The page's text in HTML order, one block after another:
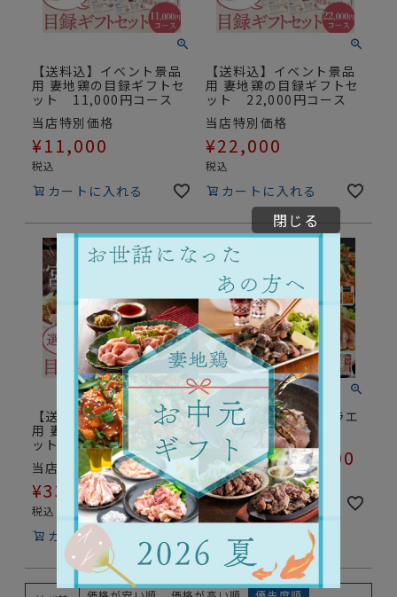
【送料込】イベント景品
用 妻地鶏の目録ギフトセ
ット 11,000円コース
当店特別価格
¥11,000
税込
カートに入れる
【送料込】イベント景品
用 妻地鶏の目録ギフトセ
ット 22,000円コース
当店特別価格
¥22,000
税込
カートに入れる
【送料込】イベント景品
用 妻地鶏の目録ギフトセ
ット 33,000円コース
当店特別価格
¥33,000
税込
カートに入れる
【送料込】妻地鶏 バラエ
ティセット
当店特別価格 ¥6,300
税込
詳細を見る
閉じる